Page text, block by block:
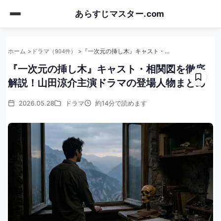
content
あらすじマスター.com
ホーム ドラマ （904件） 『一次元の挿し木』キャスト・相関図を徹底解説！山田涼介主演ドラマの登場人物まとめ
『一次元の挿し木』キャスト・相関図を徹底
解説！山田涼介主演ドラマの登場人物まとめ
2026.05.28 ドラマ 約14分で読めます